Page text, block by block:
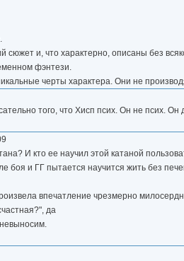
сюжет и, что характерно, описаны без
фэнтези.
черты характера. Они не
того, что Хисп псих. Он не псих.
И кто ее научил этой катаной
боя и ГГ пытается научится жить без
впечатление чрезмерно
да